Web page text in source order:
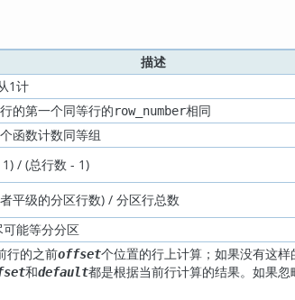
描述
1计
的第一个同等行的row_number相同
函数计数同等组
/ (总行数 - 1)
平级的分区行数) / 分区行总数
能等分分区
行的之前offset个位置的行上计算；如果没有这样
和default都是根据当前行计算的结果。如果忽